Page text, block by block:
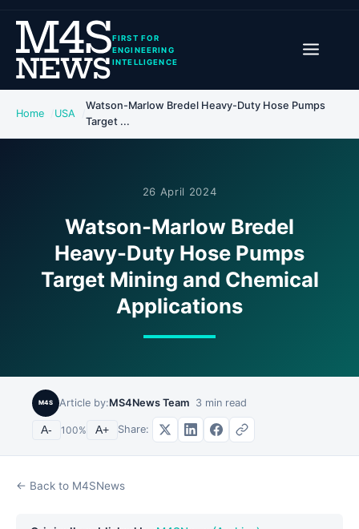
FIRST FOR
ENGINEERING
INTELLIGENCE
Home USA
Watson-Marlow Bredel Heavy-Duty Hose Pumps
Target ...
26 April 2024
Watson-Marlow Bredel
Heavy-Duty Hose Pumps
Target Mining and Chemical
Applications
M4S Article by:MS4News Team 3 min read
A- 100% A+ Share:
← Back to M4SNews